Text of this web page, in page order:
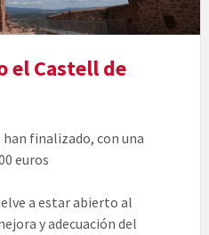
el Castell de
han finalizado, con una
euros
a estar abierto al
y adecuación del